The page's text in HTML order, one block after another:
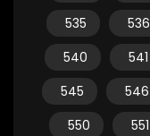
535
536
540
541
545
546
550
551